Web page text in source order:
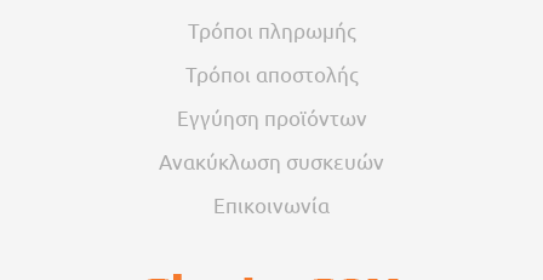
Τρόποι πληρωμής
Τρόποι αποστολής
Εγγύηση προϊόντων
Ανακύκλωση συσκευών
Επικοινωνία